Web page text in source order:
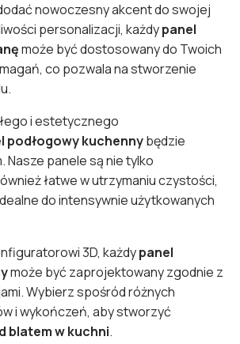
nowoczesny akcent do swojej
personalizacji, każdypanel
może być dostosowany do Twoich
co pozwala na stworzenie
i estetycznego
podłogowy kuchennybędzie
Nasze panele są nie tylko
łatwe w utrzymaniu czystości,
do intensywnie użytkowanych
3D, każdypanel
może być zaprojektowany zgodnie z
Wybierz spośród różnych
i wykończeń, aby stworzyć
blatem w kuchni.